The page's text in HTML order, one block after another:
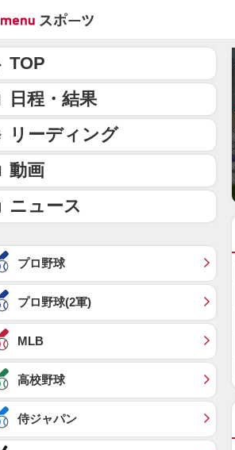
TOP
日程・結果
リーディング
動画
ニュース
プロ野球
プロ野球(2軍)
MLB
高校野球
侍ジャパン